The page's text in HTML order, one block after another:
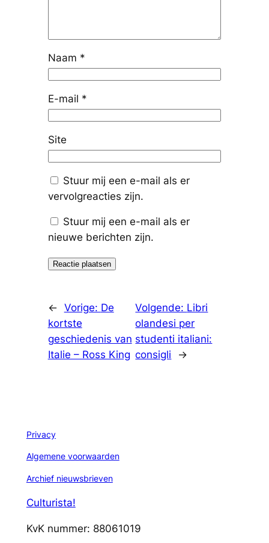
Naam *
E-mail *
Site
Stuur mij een e-mail als er
vervolgreacties zijn.
Stuur mij een e-mail als er
nieuwe berichten zijn.
← Vorige: De
kortste
geschiedenis van
Italie – Ross King
Volgende: Libri
olandesi per
studenti italiani:
consigli
→
Privacy
Algemene voorwaarden
Archief nieuwsbrieven
Culturista!
KvK nummer: 88061019